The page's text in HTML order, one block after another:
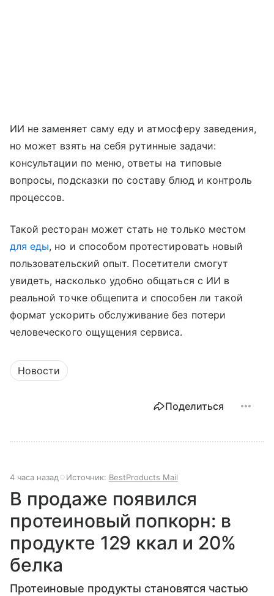
ИИ не заменяет саму еду и атмосферу заведения,
но может взять на себя рутинные задачи:
консультации по меню, ответы на типовые
вопросы, подсказки по составу блюд и контроль
процессов.
Такой ресторан может стать не только местом
для еды, но и способом протестировать новый
пользовательский опыт. Посетители смогут
увидеть, насколько удобно общаться с ИИ в
реальной точке общепита и способен ли такой
формат ускорить обслуживание без потери
человеческого ощущения сервиса.
Новости
Поделиться
4 часа назад Источник: BestProducts Mail
В продаже появился
протеиновый попкорн: в
продукте 129 ккал и 20%
белка
Протеиновые продукты становятся частью